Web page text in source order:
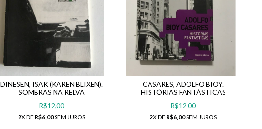
DINESEN, ISAK (KAREN BLIXEN).
SOMBRAS NA RELVA
R$12,00
2X DE R$6,00SEM JUROS
CASARES, ADOLFO BIOY.
HISTÓRIAS FANTÁSTICAS
R$12,00
2X DE R$6,00SEM JUROS